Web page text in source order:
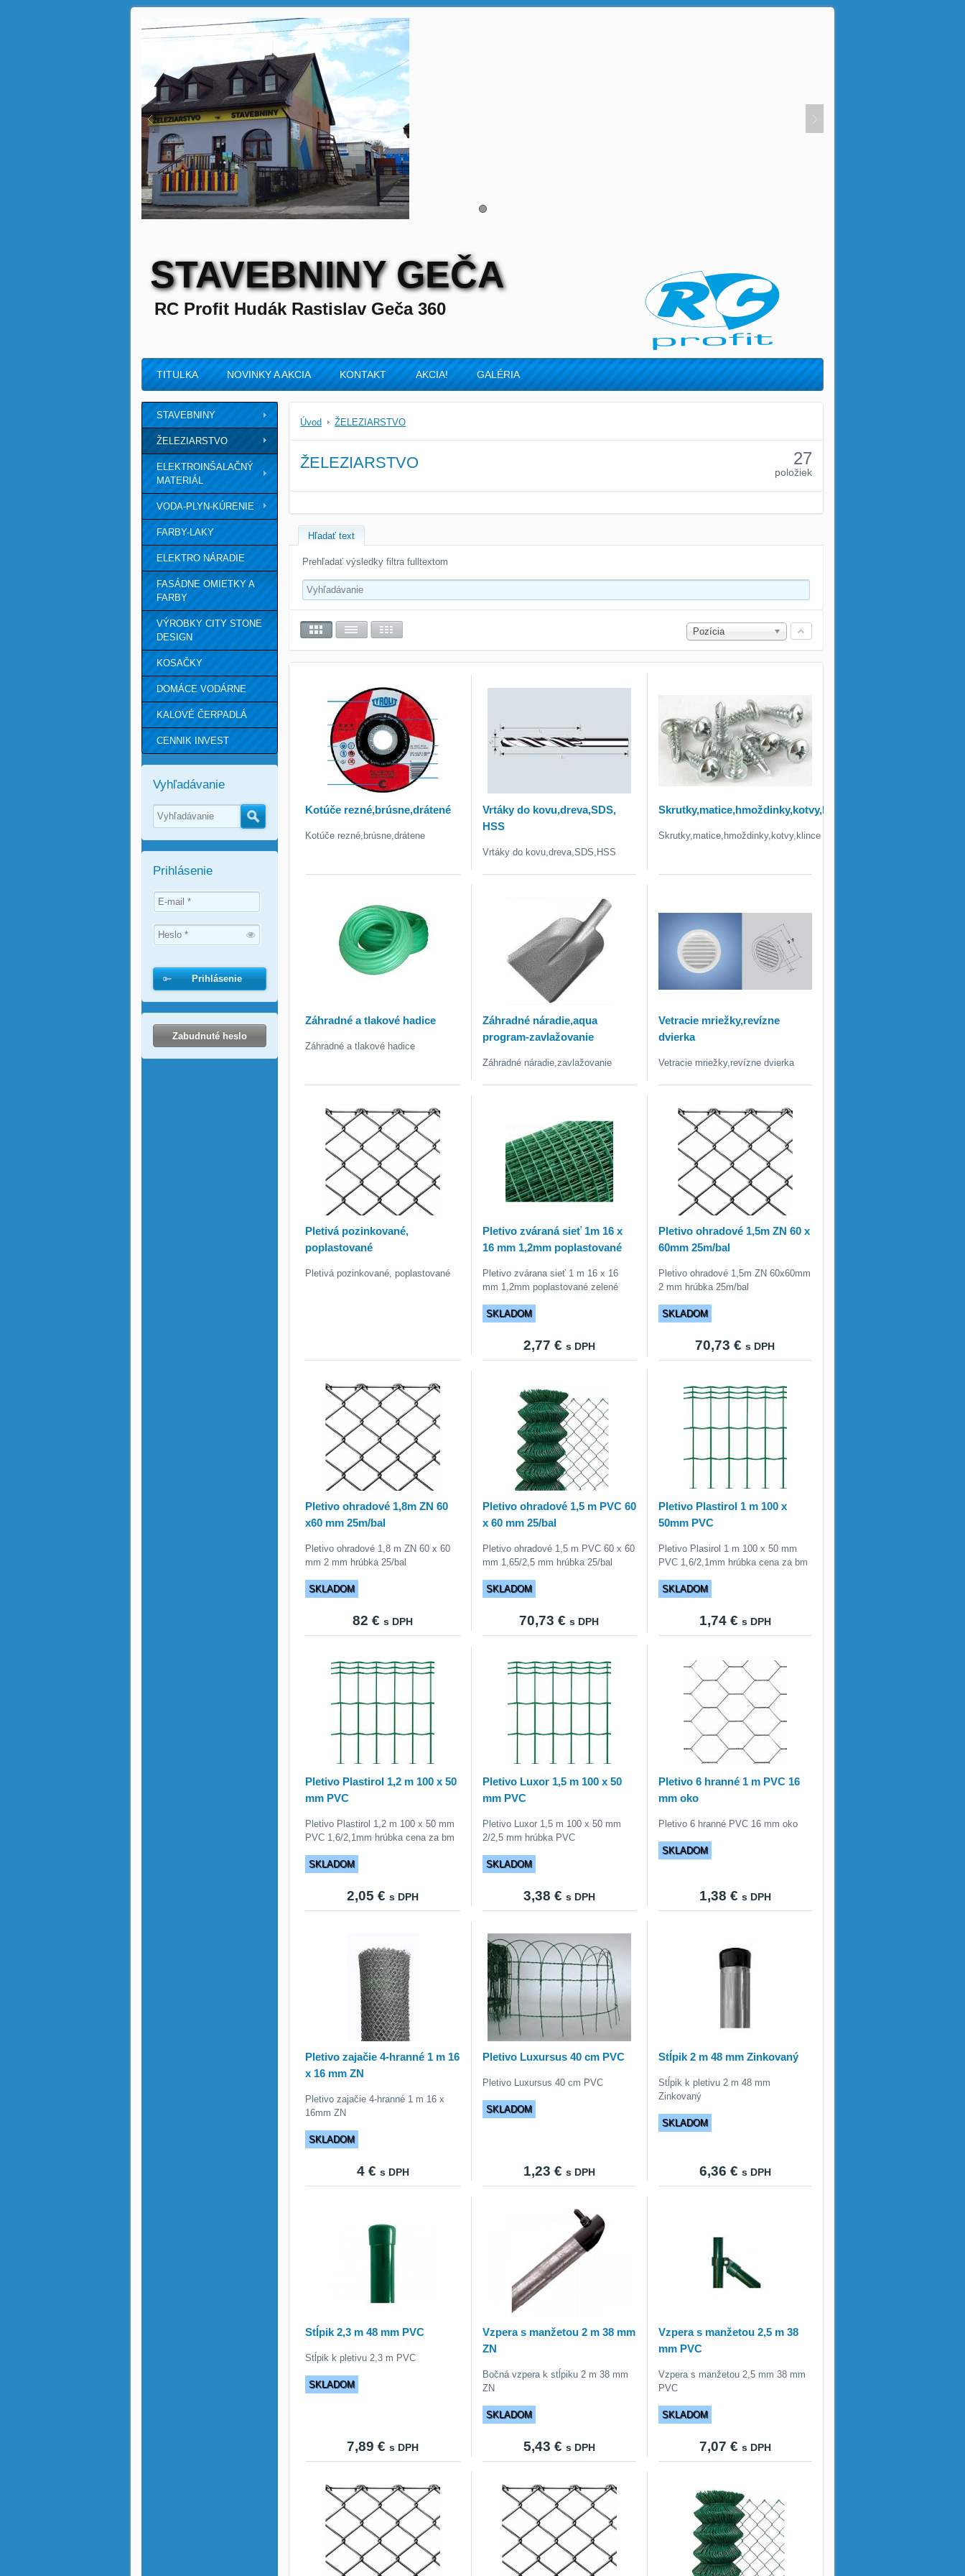
STAVEBNINY GEČA
RC Profit Hudák Rastislav Geča 360
TITULKA NOVINKY A AKCIA KONTAKT AKCIA! GALÉRIA
Úvod ŽELEZIARSTVO
ŽELEZIARSTVO 27
položiek
Hľadať text
Prehľadať výsledky filtra fulltextom
Pozícia
Kotúče rezné,brúsne,drátené
Kotúče rezné,brúsne,drátene
Vrtáky do kovu,dreva,SDS,
HSS
Vrtáky do kovu,dreva,SDS,HSS
Skrutky,matice,hmoždinky,kotvy,klince
Skrutky,matice,hmoždinky,kotvy,klince
Záhradné a tlakové hadice
Záhradné a tlakové hadice
Záhradné náradie,aqua
program-zavlažovanie
Záhradné náradie,zavlažovanie
Vetracie mriežky,revízne
dvierka
Vetracie mriežky,revízne dvierka
Pletivá pozinkované,
poplastované
Pletivá pozinkované, poplastované
Pletivo zváraná sieť 1m 16 x
16 mm 1,2mm poplastované
Pletivo zvárana sieť 1 m 16 x 16
mm 1,2mm poplastované zelené
SKLADOM
2,77 € s DPH
Pletivo ohradové 1,5m ZN 60 x
60mm 25m/bal
Pletivo ohradové 1,5m ZN 60x60mm
2 mm hrúbka 25m/bal
SKLADOM
70,73 €s DPH
Pletivo ohradové 1,8m ZN 60
x60 mm 25m/bal
Pletivo ohradové 1,8 m ZN 60 x 60
mm 2 mm hrúbka 25/bal
SKLADOM
82 €s DPH
Pletivo ohradové 1,5 m PVC 60
x 60 mm 25/bal
Pletivo ohradové 1,5 m PVC 60 x 60
mm 1,65/2,5 mm hrúbka 25/bal
SKLADOM
70,73 €s DPH
Pletivo Plastirol 1 m 100 x
50mm PVC
Pletivo Plasirol 1 m 100 x 50 mm
PVC 1,6/2,1mm hrúbka cena za bm
SKLADOM
1,74 € s DPH
Pletivo Plastirol 1,2 m 100 x 50
mm PVC
Pletivo Plastirol 1,2 m 100 x 50 mm
PVC 1,6/2,1mm hrúbka cena za bm
SKLADOM
2,05 €s DPH
Pletivo Luxor 1,5 m 100 x 50
mm PVC
Pletivo Luxor 1,5 m 100 x 50 mm
2/2,5 mm hrúbka PVC
SKLADOM
3,38 € s DPH
Pletivo 6 hranné 1 m PVC 16
mm oko
Pletivo 6 hranné PVC 16 mm oko
SKLADOM
1,38 € s DPH
Pletivo zajačie 4-hranné 1 m 16
x 16 mm ZN
Pletivo zajačie 4-hranné 1 m 16 x
16mm ZN
SKLADOM
4 € s DPH
Pletivo Luxursus 40 cm PVC
Pletivo Luxursus 40 cm PVC
SKLADOM
1,23 € s DPH
Stĺpik 2 m 48 mm Zinkovaný
Stĺpik k pletivu 2 m 48 mm
Zinkovaný
SKLADOM
6,36 € s DPH
Stĺpik 2,3 m 48 mm PVC
Stĺpik k pletivu 2,3 m PVC
SKLADOM
7,89 €s DPH
Vzpera s manžetou 2 m 38 mm
ZN
Bočná vzpera k stĺpiku 2 m 38 mm
ZN
SKLADOM
5,43 € s DPH
Vzpera s manžetou 2,5 m 38
mm PVC
Vzpera s manžetou 2,5 mm 38 mm
PVC
SKLADOM
7,07 € s DPH
STAVEBNINY
ŽELEZIARSTVO
ELEKTROINŠALAČNÝ
MATERIÁL
VODA-PLYN-KÚRENIE
FARBY-LAKY
ELEKTRO NÁRADIE
FASÁDNE OMIETKY A
FARBY
VÝROBKY CITY STONE
DESIGN
KOSAČKY
DOMÁCE VODÁRNE
KALOVÉ ČERPADLÁ
CENNIK INVEST
Vyhľadávanie
Hľadať
Prihlásenie
Prihlásenie
Zabudnuté heslo